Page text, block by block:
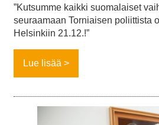
”Kutsumme kaikki suomalaiset
seuraamaan Torniaisen poliittista
Helsinkiin 21.12.!”
Lue lisää